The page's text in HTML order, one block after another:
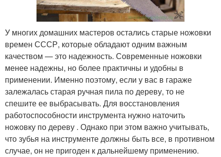
У многих домашних мастеров остались старые ножовки
времен СССР, которые обладают одним важным
качеством — это надежность. Современные ножовки
менее надежны, но более практичны и удобны в
применении. Именно поэтому, если у вас в гараже
залежалась старая ручная пила по дереву, то не
спешите ее выбрасывать. Для восстановления
работоспособности инструмента нужно наточить
ножовку по дереву . Однако при этом важно учитывать,
что зубья на инструменте должны быть все, в противном
случае, он не пригоден к дальнейшему применению.